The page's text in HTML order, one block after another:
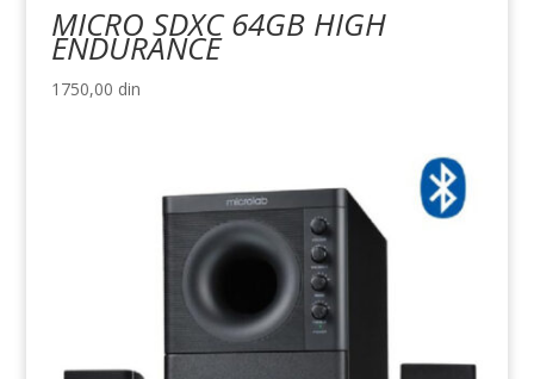
MICRO SDXC 64GB HIGH
ENDURANCE
1750,00 din